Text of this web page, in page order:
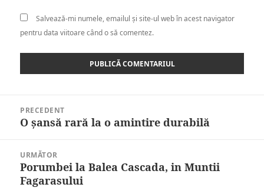
Salvează-mi numele, emailul și site-ul web în acest navigator
pentru data viitoare când o să comentez.
articole
PRECEDENT
Articolul
O şansă rară la o amintire durabilă
URMĂTOR
Articolul
următor:
Porumbei la Balea Cascada, in Muntii
Fagarasului